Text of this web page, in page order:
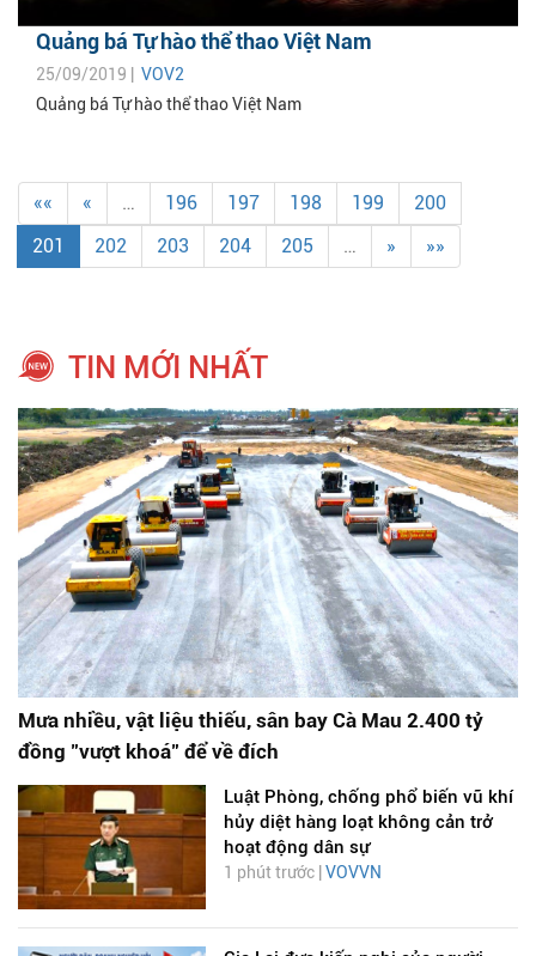
Quảng bá Tự hào thể thao Việt Nam
25/09/2019 | VOV2
Quảng bá Tự hào thể thao Việt Nam
«« « … 196 197 198 199
200
201
202 203 204 205 … » »»
TIN MỚI NHẤT
Mưa nhiều, vật liệu thiếu, sân bay Cà Mau 2.400 tỷ
đồng "vượt khoá" để về đích
Luật Phòng, chống phổ biến vũ khí
hủy diệt hàng loạt không cản trở
hoạt động dân sự
1 phút trước | VOVVN